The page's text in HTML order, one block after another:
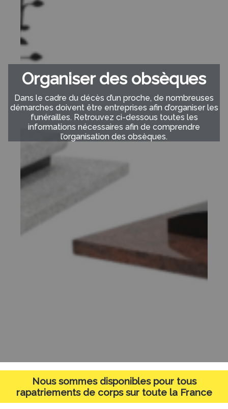
Organiser des obsèques
Dans le cadre du décès d’un proche, de nombreuses
démarches doivent être entreprises afin d’organiser les
funérailles. Retrouvez ci-dessous toutes les
informations nécessaires afin de comprendre
l’organisation des obsèques.
Nous sommes disponibles pour tous
rapatriements de corps sur toute la France